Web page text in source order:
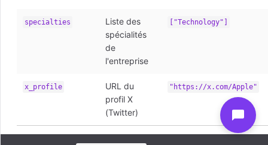
specialties
Liste des
spécialités
de
l'entreprise
["Technology"]
x_profile
URL du
profil X
(Twitter)
"https://x.com/Apple"